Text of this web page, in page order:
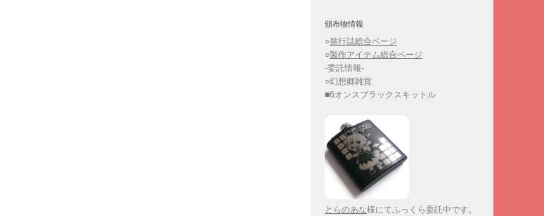
頒布物情報
○発行誌総合ページ
○製作アイテム総合ページ
-委託情報-
○幻想郷雑貨
■6オンスブラックスキットル
とらのあな様にてふっくら委託中です。